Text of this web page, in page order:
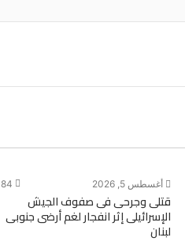
أغسطس 5, 2026 84
قتلى وجرحى فى صفوف الجيش
الإسرائيلى إثر انفجار لغم أرضى جنوبى
لبنان